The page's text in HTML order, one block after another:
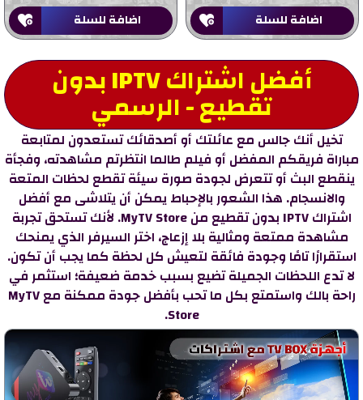
اضافة للسلة
اضافة للسلة
أفضل اشتراك IPTV بدون
تقطيع - الرسمي
تخيل أنك جالس مع عائلتك أو أصدقائك تستعدون لمتابعة
مباراة فريقكم المفضل أو فيلم طالما انتظرتم مشاهدته، وفجأة
ينقطع البث أو تتعرض لجودة صورة سيئة تقطع لحظات المتعة
والانسجام. هذا الشعور بالإحباط يمكن أن يتلاشى مع أفضل
اشتراك IPTV بدون تقطيع من MyTV Store. لأنك تستحق تجربة
مشاهدة ممتعة ومثالية بلا إزعاج، اختر السيرفر الذي يمنحك
استقرارًا تامًا وجودة فائقة لتعيش كل لحظة كما يجب أن تكون.
لا تدع اللحظات الجميلة تضيع بسبب خدمة ضعيفة؛ استثمر في
راحة بالك واستمتع بكل ما تحب بأفضل جودة ممكنة مع MyTV
Store.